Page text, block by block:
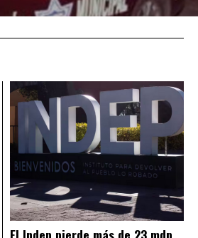
El Indep pierde más de 23 mdp